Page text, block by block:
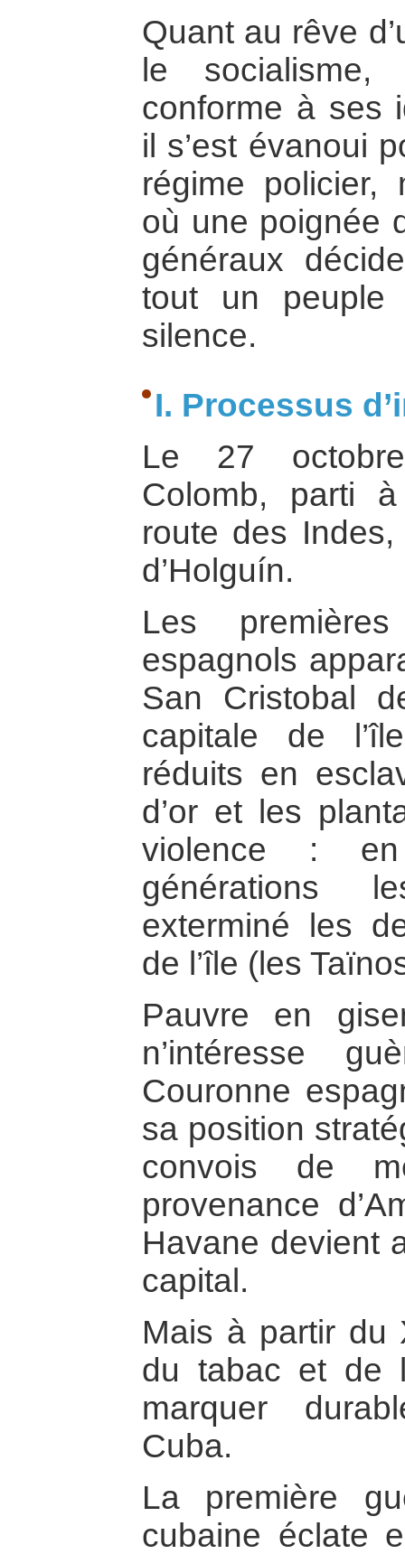
Quant au rêve
le
conforme à ses
il s’est évanoui
régime policier,
où une poignée
généraux
tout un peuple
silence.
I. Processus
Le 27
Colomb, parti
route des
d’Holguín.
Les
espagnols
San Cristobal
capitale de
réduits en
d’or et les
violence :
générations
exterminé les
de l’île (les
Pauvre en
n’intéresse
Couronne
sa position
convois de
provenance
Havane devient
capital.
Mais à partir du
du tabac et de
marquer
Cuba.
La première
cubaine éclate